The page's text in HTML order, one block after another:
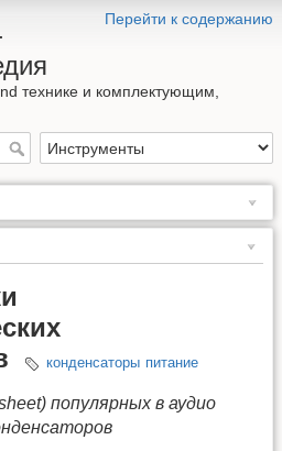
Перейти к содержанию
технике и комплектующим,
конденсаторы питание
популярных в аудио